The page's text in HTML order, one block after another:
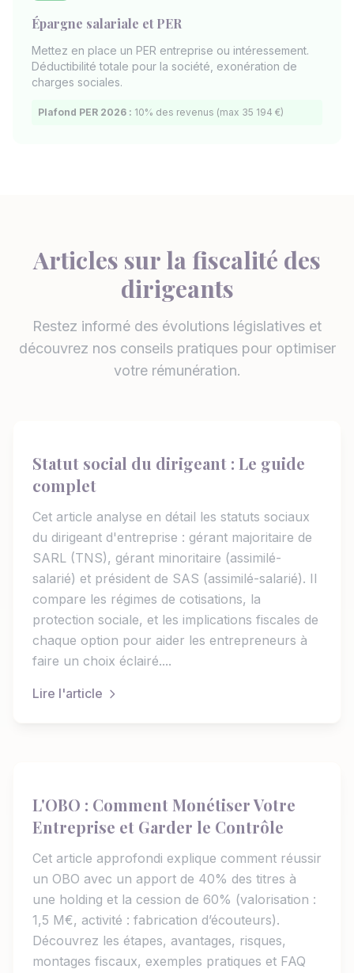
Épargne salariale et PER
Mettez en place un PER entreprise ou intéressement.
Déductibilité totale pour la société, exonération de
charges sociales.
Plafond PER 2026 : 10% des revenus (max 35 194 €)
Articles sur la fiscalité des
dirigeants
Restez informé des évolutions législatives et
découvrez nos conseils pratiques pour optimiser
votre rémunération.
Statut social du dirigeant : Le guide
complet
Cet article analyse en détail les statuts sociaux
du dirigeant d'entreprise : gérant majoritaire de
SARL (TNS), gérant minoritaire (assimilé-
salarié) et président de SAS (assimilé-salarié). Il
compare les régimes de cotisations, la
protection sociale, et les implications fiscales de
chaque option pour aider les entrepreneurs à
faire un choix éclairé....
Lire l'article
L'OBO : Comment Monétiser Votre
Entreprise et Garder le Contrôle
Cet article approfondi explique comment réussir
un OBO avec un apport de 40% des titres à
une holding et la cession de 60% (valorisation :
1,5 M€, activité : fabrication d’écouteurs).
Découvrez les étapes, avantages, risques,
montages fiscaux, exemples pratiques et FAQ